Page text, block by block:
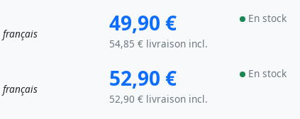
français 49,90 €
54,85 € livraison incl.
En stock
français 52,90 €
52,90 € livraison incl.
En stock